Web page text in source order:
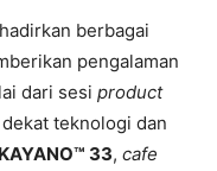
berbagai
pengalaman
dari sesi product
teknologi dan
33, cafe